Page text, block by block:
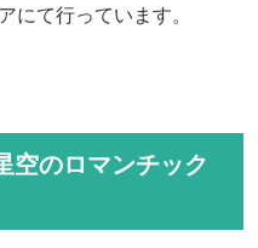
て行っています。
空のロマンチック